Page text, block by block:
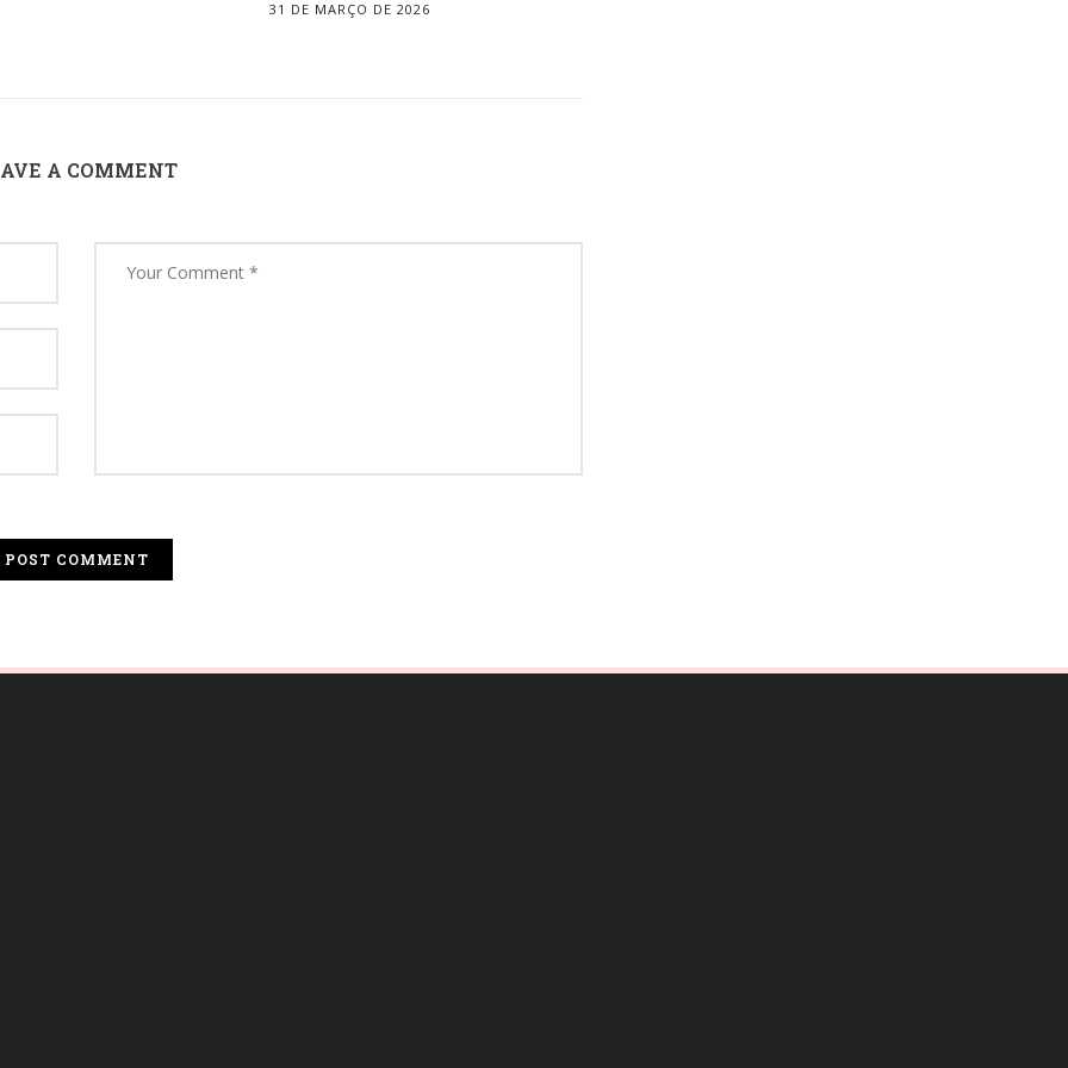
31 DE MARÇO DE 2026
A COMMENT